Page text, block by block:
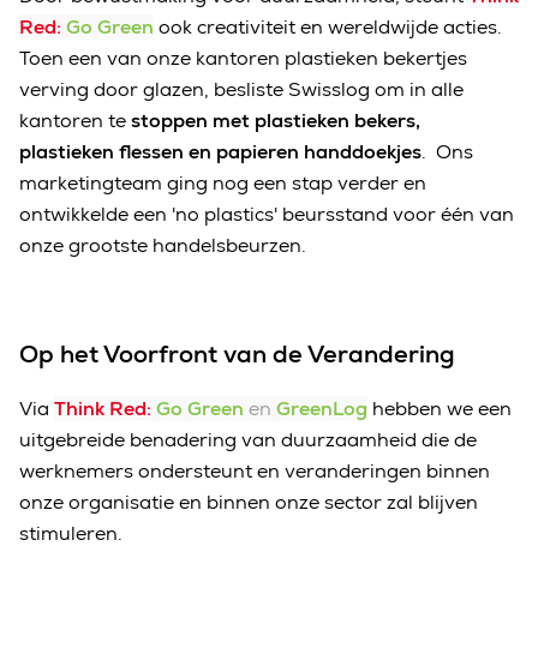
Red: Go Green ook creativiteit en wereldwijde acties.
Toen een van onze kantoren plastieken bekertjes
verving door glazen, besliste Swisslog om in alle
kantoren testoppen met plastieken bekers,
plastieken flessen en papieren handdoekjes. Ons
marketingteam ging nog een stap verder en
ontwikkelde een 'no plastics' beursstand voor één van
onze grootste handelsbeurzen.
Op het Voorfront van de Verandering
Via Think Red: Go Green en GreenLog hebben we een
uitgebreide benadering van duurzaamheid die de
werknemers ondersteunt en veranderingen binnen
onze organisatie en binnen onze sector zal blijven
stimuleren.